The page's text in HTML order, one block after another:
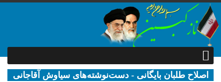
اصلاح طلبان بایگانی - دست‌نوشته‌های سیاوش آقاجانی